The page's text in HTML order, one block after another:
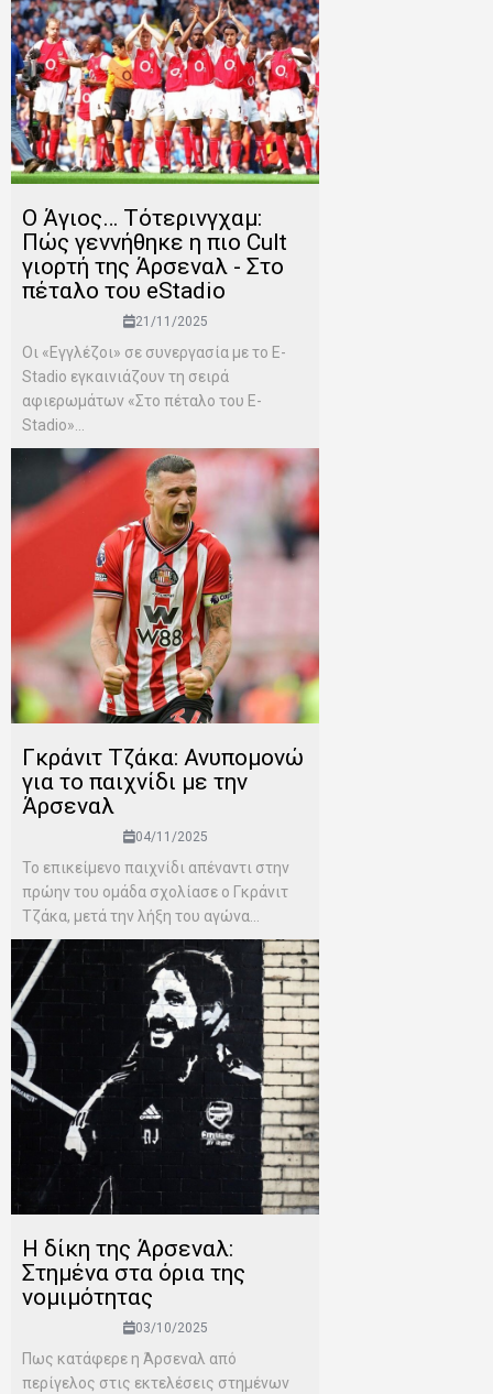
Ο Άγιος… Τότερινγχαμ:
Πώς γεννήθηκε η πιο Cult
γιορτή της Άρσεναλ - Στο
πέταλο του eStadio
21/11/2025
Οι «Εγγλέζοι» σε συνεργασία με το E-
Stadio εγκαινιάζουν τη σειρά
αφιερωμάτων «Στο πέταλο του E-
Stadio»...
Γκράνιτ Τζάκα: Ανυπομονώ
για το παιχνίδι με την
Άρσεναλ
04/11/2025
Το επικείμενο παιχνίδι απέναντι στην
πρώην του ομάδα σχολίασε ο Γκράνιτ
Τζάκα, μετά την λήξη του αγώνα...
Η δίκη της Άρσεναλ:
Στημένα στα όρια της
νομιμότητας
03/10/2025
Πως κατάφερε η Άρσεναλ από
περίγελος στις εκτελέσεις στημένων